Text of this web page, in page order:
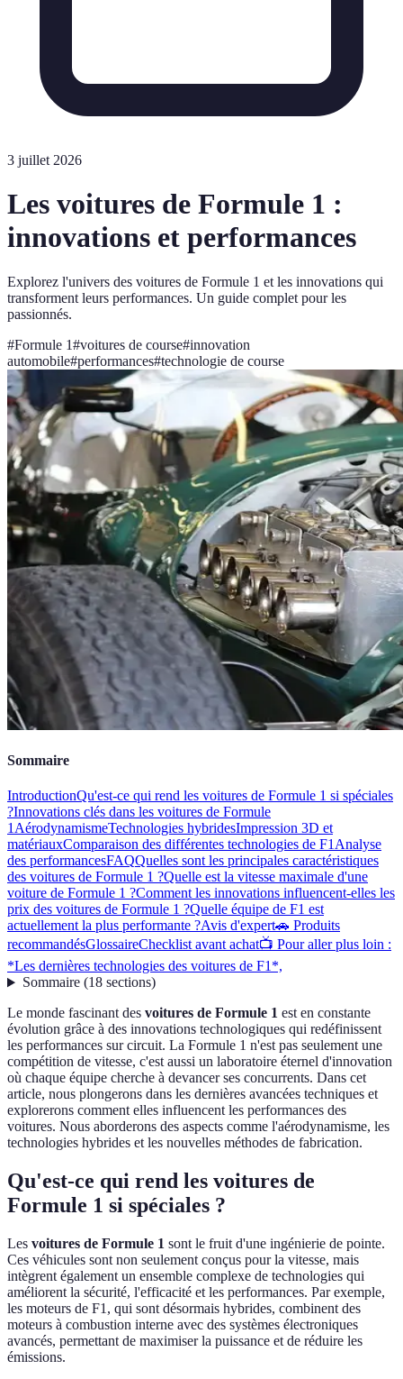
3 juillet 2026
Les voitures de Formule 1 :
innovations et performances
Explorez l'univers des voitures de Formule 1 et les innovations qui
transforment leurs performances. Un guide complet pour les
passionnés.
#Formule 1#voitures de course#innovation
automobile#performances#technologie de course
Sommaire
IntroductionQu'est-ce qui rend les voitures de Formule 1 si spéciales
?Innovations clés dans les voitures de Formule
1AérodynamismeTechnologies hybridesImpression 3D et
matériauxComparaison des différentes technologies de F1Analyse
des performancesFAQQuelles sont les principales caractéristiques
des voitures de Formule 1 ?Quelle est la vitesse maximale d'une
voiture de Formule 1 ?Comment les innovations influencent-elles les
prix des voitures de Formule 1 ?Quelle équipe de F1 est
actuellement la plus performante ?Avis d'expert🚗 Produits
recommandésGlossaireChecklist avant achat📺 Pour aller plus loin :
*Les dernières technologies des voitures de F1*,
Sommaire(18 sections)
Le monde fascinant des voitures de Formule 1 est en constante
évolution grâce à des innovations technologiques qui redéfinissent
les performances sur circuit. La Formule 1 n'est pas seulement une
compétition de vitesse, c'est aussi un laboratoire éternel d'innovation
où chaque équipe cherche à devancer ses concurrents. Dans cet
article, nous plongerons dans les dernières avancées techniques et
explorerons comment elles influencent les performances des
voitures. Nous aborderons des aspects comme l'aérodynamisme, les
technologies hybrides et les nouvelles méthodes de fabrication.
Qu'est-ce qui rend les voitures de
Formule 1 si spéciales ?
Les voitures de Formule 1 sont le fruit d'une ingénierie de pointe.
Ces véhicules sont non seulement conçus pour la vitesse, mais
intègrent également un ensemble complexe de technologies qui
améliorent la sécurité, l'efficacité et les performances. Par exemple,
les moteurs de F1, qui sont désormais hybrides, combinent des
moteurs à combustion interne avec des systèmes électroniques
avancés, permettant de maximiser la puissance et de réduire les
émissions.